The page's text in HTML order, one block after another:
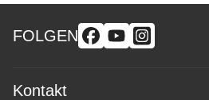
FOLGEN
Kontakt